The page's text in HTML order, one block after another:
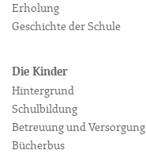
Erholung
Geschichte der Schule
Die Kinder
Hintergrund
Schulbildung
Betreuung und Versorgung
Bücherbus